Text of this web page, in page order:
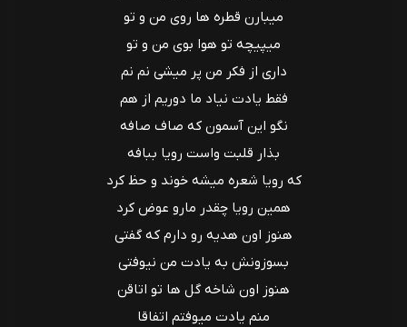
میبارن قطره ها روی من و تو
میپیچه تو هوا بوی من و تو
داری از فکر من پر میشی نم نم
فقط یادت نیاد ما دوریم از هم
نگو این آسمون که صاف صافه
بذار قلبت واست رویا ببافه
که رویا شعره میشه خوند و حظ کرد
همین رویا چقدر مارو عوض کرد
هنوز اون هدیه رو دارم که گفتی
بسوزونش به یادت من نیوفتی
هنوز اون شاخه گل ها تو اتاقن
منم یادت میوفتم اتفاقا